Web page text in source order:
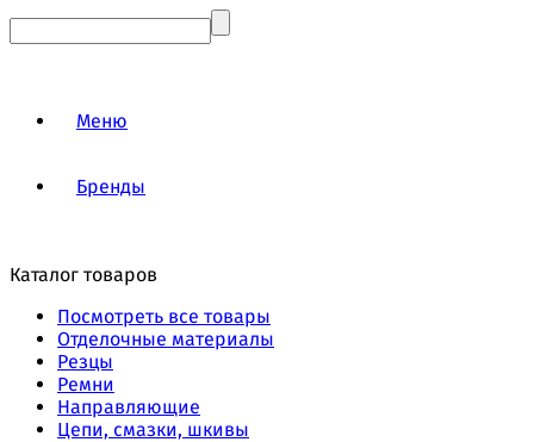
Меню
Бренды
Каталог товаров
Посмотреть все товары
Отделочные материалы
Резцы
Ремни
Направляющие
Цепи, смазки, шкивы